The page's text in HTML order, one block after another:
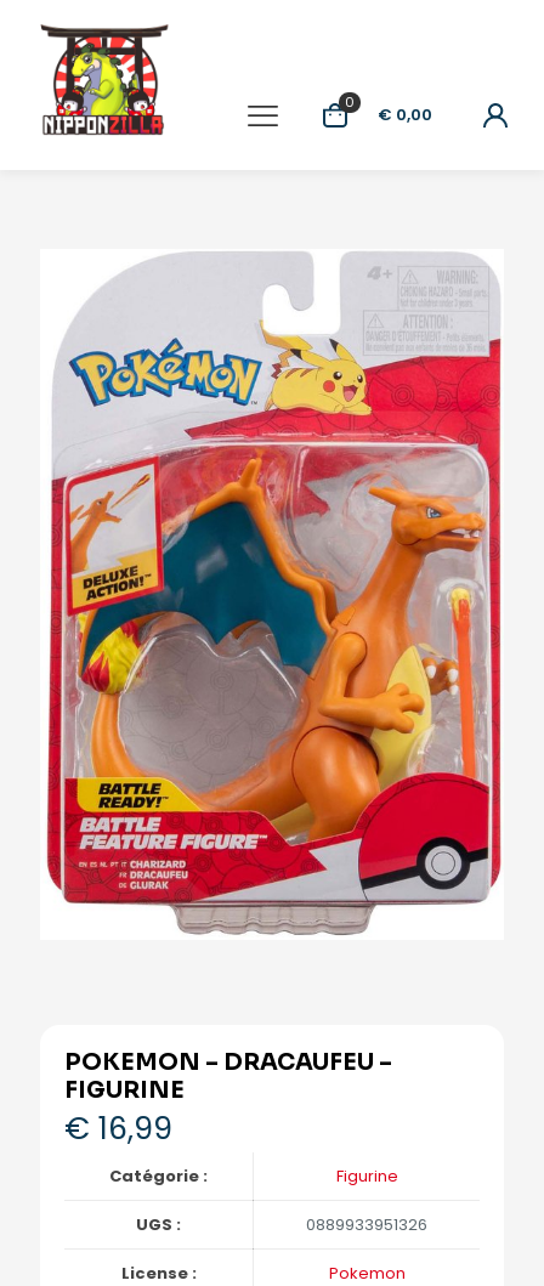
0
€ 0,00
POKEMON – DRACAUFEU –
FIGURINE
€ 16,99
Catégorie : Figurine
UGS : 0889933951326
License : Pokemon